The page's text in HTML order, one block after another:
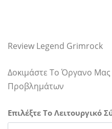
Review Legend Grimrock
Δοκιμάστε Το Όργανο Μας
Προβλημάτων
Επιλέξτε Το Λειτουργικό